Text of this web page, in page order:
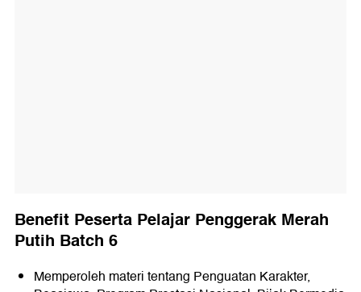
Benefit Peserta Pelajar Penggerak Merah
Putih Batch 6
Memperoleh materi tentang Penguatan Karakter,